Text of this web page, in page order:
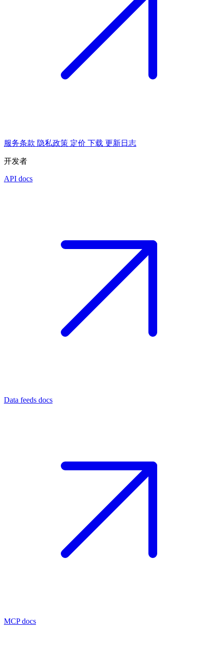
服务条款 隐私政策 定价 下载 更新日志
开发者
API docs
Data feeds docs
MCP docs